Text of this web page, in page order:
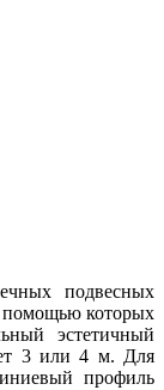
подвесных
помощью которых
эстетичный
3 или 4 м. Для
профиль